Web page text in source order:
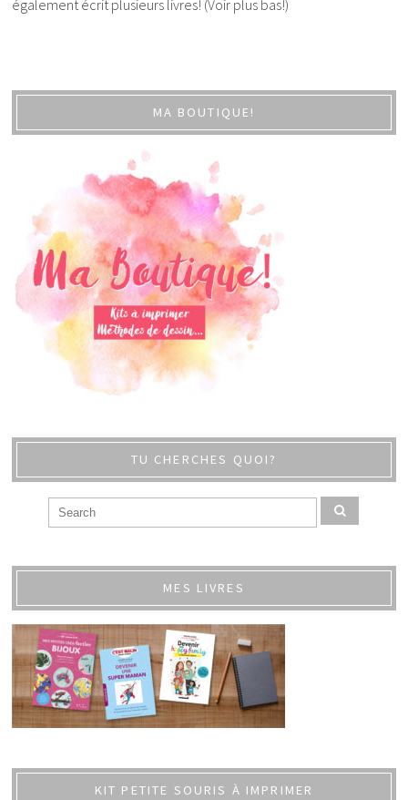
également écrit plusieurs livres! (Voir plus bas!)
MA BOUTIQUE!
TU CHERCHES QUOI?
MES LIVRES
KIT PETITE SOURIS À IMPRIMER